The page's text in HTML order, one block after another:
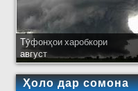
Тӯфонҳои харобкори
август
Ҳоло дар сомона